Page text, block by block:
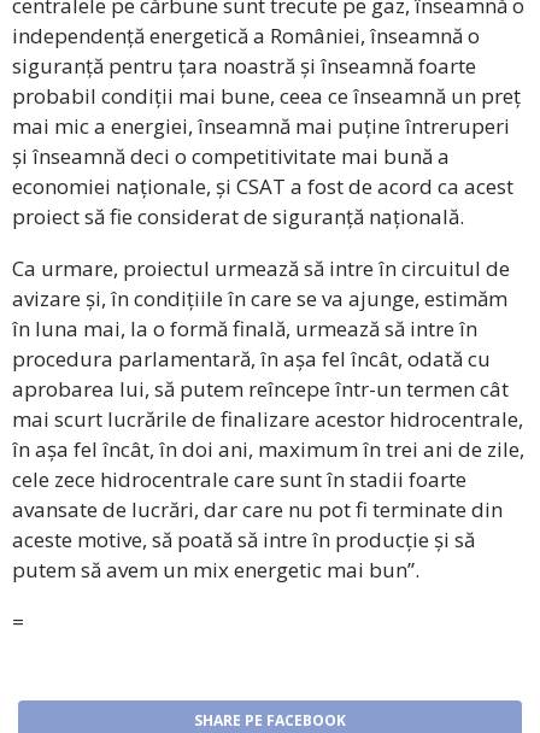
centralele pe cărbune sunt trecute pe gaz, înseamnă o
independență energetică a României, înseamnă o
siguranță pentru țara noastră și înseamnă foarte
probabil condiții mai bune, ceea ce înseamnă un preț
mai mic a energiei, înseamnă mai puține întreruperi
și înseamnă deci o competitivitate mai bună a
economiei naționale, și CSAT a fost de acord ca acest
proiect să fie considerat de siguranță națională.
Ca urmare, proiectul urmează să intre în circuitul de
avizare și, în condițiile în care se va ajunge, estimăm
în luna mai, la o formă finală, urmează să intre în
procedura parlamentară, în așa fel încât, odată cu
aprobarea lui, să putem reîncepe într-un termen cât
mai scurt lucrările de finalizare acestor hidrocentrale,
în așa fel încât, în doi ani, maximum în trei ani de zile,
cele zece hidrocentrale care sunt în stadii foarte
avansate de lucrări, dar care nu pot fi terminate din
aceste motive, să poată să intre în producție și să
putem să avem un mix energetic mai bun”.
=
SHARE PE FACEBOOK